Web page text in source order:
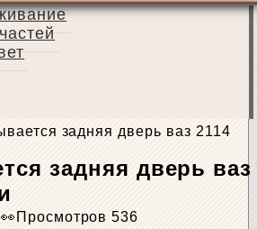
задняя дверь ваз 2114
задняя дверь ваз
Просмотров 536